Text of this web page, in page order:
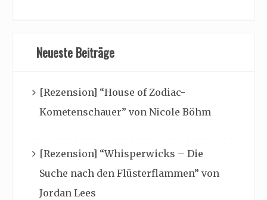
Neueste Beiträge
[Rezension] “House of Zodiac-
Kometenschauer” von Nicole Böhm
[Rezension] “Whisperwicks – Die
Suche nach den Flüsterflammen” von
Jordan Lees